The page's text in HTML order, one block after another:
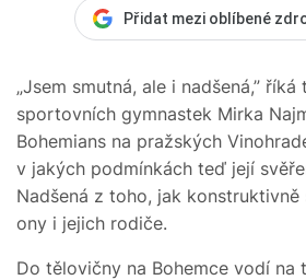
Přidat mezi oblíbené
„Jsem smutná, ale i nadšená,” říká
sportovních gymnastek Mirka
Bohemians na pražských
v jakých podmínkách teď její
Nadšená z toho, jak
ony i jejich rodiče.
Do tělovičny na Bohemce vodí na